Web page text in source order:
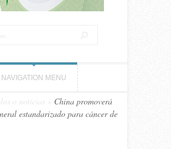
NAVIGATION MENU
o noticias
China promoverá
estandarizado para cáncer de